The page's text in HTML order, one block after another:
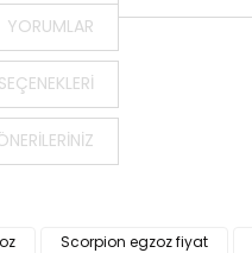
YORUMLAR
Scorpion egzoz fiyat